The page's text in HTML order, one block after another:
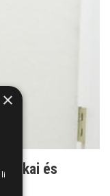
okai és
×